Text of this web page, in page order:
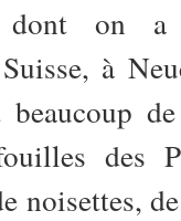
dont on a
à
beaucoup
des
noisettes,